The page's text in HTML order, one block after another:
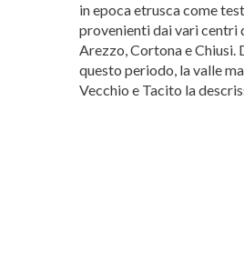
in epoca etrusca come
provenienti dai vari centri
Arezzo, Cortona e Chiusi.
questo periodo, la valle
Vecchio e Tacito la